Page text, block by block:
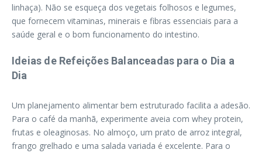
linhaça). Não se esqueça dos vegetais folhosos e legumes,
que fornecem vitaminas, minerais e fibras essenciais para a
saúde geral e o bom funcionamento do intestino.
Ideias de Refeições Balanceadas para o Dia a
Dia
Um planejamento alimentar bem estruturado facilita a adesão.
Para o café da manhã, experimente aveia com whey protein,
frutas e oleaginosas. No almoço, um prato de arroz integral,
frango grelhado e uma salada variada é excelente. Para o